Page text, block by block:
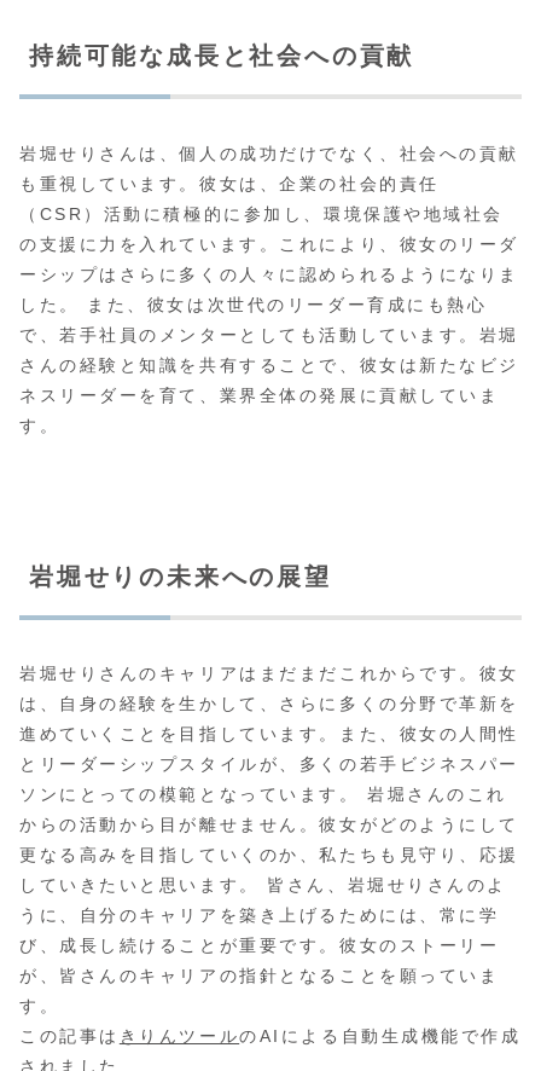
持続可能な成長と社会への貢献
岩堀せりさんは、個人の成功だけでなく、社会への貢献
も重視しています。彼女は、企業の社会的責任
（CSR）活動に積極的に参加し、環境保護や地域社会
の支援に力を入れています。これにより、彼女のリーダ
ーシップはさらに多くの人々に認められるようになりま
した。 また、彼女は次世代のリーダー育成にも熱心
で、若手社員のメンターとしても活動しています。岩堀
さんの経験と知識を共有することで、彼女は新たなビジ
ネスリーダーを育て、業界全体の発展に貢献していま
す。
岩堀せりの未来への展望
岩堀せりさんのキャリアはまだまだこれからです。彼女
は、自身の経験を生かして、さらに多くの分野で革新を
進めていくことを目指しています。また、彼女の人間性
とリーダーシップスタイルが、多くの若手ビジネスパー
ソンにとっての模範となっています。 岩堀さんのこれ
からの活動から目が離せません。彼女がどのようにして
更なる高みを目指していくのか、私たちも見守り、応援
していきたいと思います。 皆さん、岩堀せりさんのよ
うに、自分のキャリアを築き上げるためには、常に学
び、成長し続けることが重要です。彼女のストーリー
が、皆さんのキャリアの指針となることを願っていま
す。
この記事は きりんツールのAIによる自動生成機能で作成
されました